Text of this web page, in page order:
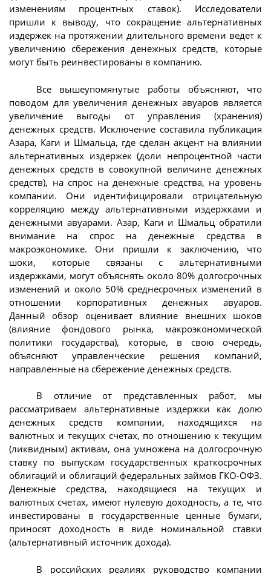
изменениям процентных ставок). Исследователи
пришли к выводу, что сокращение альтернативных
издержек на протяжении длительного времени ведет к
увеличению сбережения денежных средств, которые
могут быть реинвестированы в компанию.
Все вышеупомянутые работы объясняют, что
поводом для увеличения денежных авуаров является
увеличение выгоды от управления (хранения)
денежных средств. Исключение составила публикация
Азара, Каги и Шмальца, где сделан акцент на влиянии
альтернативных издержек (доли непроцентной части
денежных средств в совокупной величине денежных
средств), на спрос на денежные средства, на уровень
компании. Они идентифицировали отрицательную
корреляцию между альтернативными издержками и
денежными авуарами. Азар, Каги и Шмальц обратили
внимание на спрос на денежные средства в
макроэкономике. Они пришли к заключению, что
шоки, которые связаны с альтернативными
издержками, могут объяснять около 80% долгосрочных
изменений и около 50% среднесрочных изменений в
отношении корпоративных денежных авуаров.
Данный обзор оценивает влияние внешних шоков
(влияние фондового рынка, макроэкономической
политики государства), которые, в свою очередь,
объясняют управленческие решения компаний,
направленные на сбережение денежных средств.
В отличие от представленных работ, мы
рассматриваем альтернативные издержки как долю
денежных средств компании, находящихся на
валютных и текущих счетах, по отношению к текущим
(ликвидным) активам, она умножена на долгосрочную
ставку по выпускам государственных краткосрочных
облигаций и облигаций федеральных займов ГКО-ОФЗ.
Денежные средства, находящиеся на текущих и
валютных счетах, имеют нулевую доходность, а те, что
инвестированы в государственные ценные бумаги,
приносят доходность в виде номинальной ставки
(альтернативный источник дохода).
В российских реалиях руководство компании